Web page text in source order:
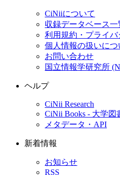
CiNiiについて
収録データベース一
利用規約・プライ
個人情報の扱いにつ
お問い合わせ
国立情報学研究所
ヘルプ
CiNii Research
CiNii Books - 大学図
メタデータ・API
新着情報
お知らせ
RSS